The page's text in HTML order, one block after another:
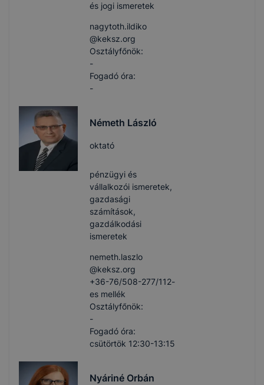
és jogi ismeretek
nagytoth.ildiko​
@keksz.org
Osztályfőnök:
-
Fogadó óra:
-
Németh László
oktató
pénzügyi és
vállalkozói ismeretek,
gazdasági
számítások,
gazdálkodási
ismeretek
nemeth.laszlo​
@keksz.org
+36-76/508-277/112-
es mellék
Osztályfőnök:
-
Fogadó óra:
csütörtök 12:30-13:15
Nyáriné Orbán